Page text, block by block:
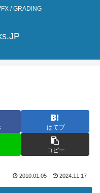
/ GRADING
はてブ
コピー
2010.01.05 2024.11.17